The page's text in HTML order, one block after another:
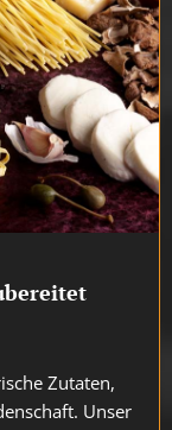
Zutaten,
Unser